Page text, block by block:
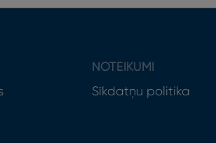
NOTEIKUMI
Sīkdatņu politika